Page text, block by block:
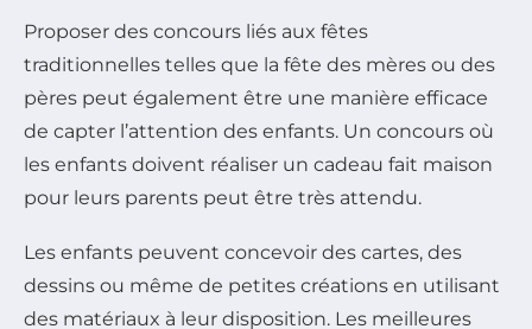
Proposer des concours liés aux fêtes
traditionnelles telles que la fête des mères ou des
pères peut également être une manière efficace
de capter l’attention des enfants. Un concours où
les enfants doivent réaliser un cadeau fait maison
pour leurs parents peut être très attendu.
Les enfants peuvent concevoir des cartes, des
dessins ou même de petites créations en utilisant
des matériaux à leur disposition. Les meilleures